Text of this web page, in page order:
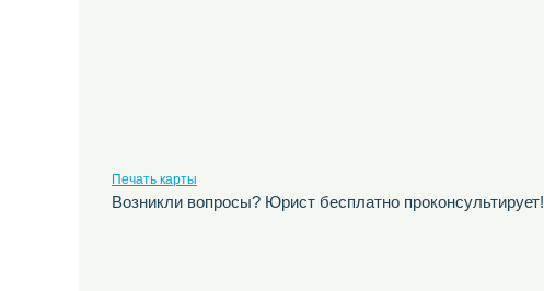
Печать карты
Возникли вопросы? Юрист бесплатно проконсультирует!